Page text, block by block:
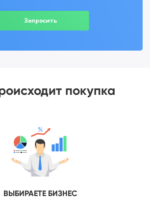
Запросить
покупка
ВЫБИРАЕТЕ БИЗНЕС